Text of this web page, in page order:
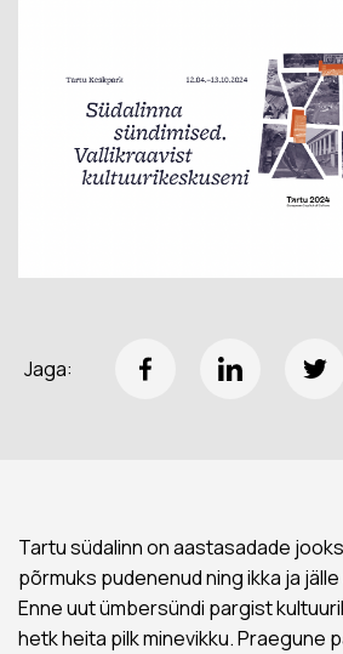
Jaga:
Tartu südalinn on aastasadade
põrmuks pudenenud ning ikka ja
Enne uut ümbersündi pargist
hetk heita pilk minevikku. Praegune